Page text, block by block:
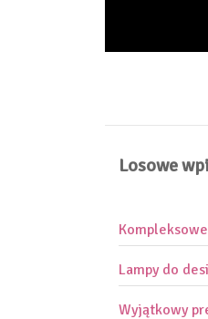
Losowe
Lampy do
Wyjątkowy